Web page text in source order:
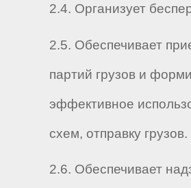
2.4. Организует
2.5. Обеспечивает
партий грузов и
эффективное
схем, отправку грузов.
2.6. Обеспечивает